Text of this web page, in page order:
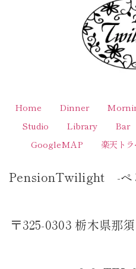
Home Dinner
Studio
Library Bar
GoogleMAP
楽天ト
PensionTwilight -ペ
〒325-0303 栃木県那